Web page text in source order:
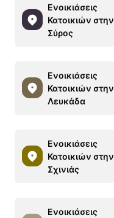
Ενοικιάσεις
Κατοικιών στην
Σύρος
Ενοικιάσεις
Κατοικιών στην
Λευκάδα
Ενοικιάσεις
Κατοικιών στην
Σχινιάς
Ενοικιάσεις